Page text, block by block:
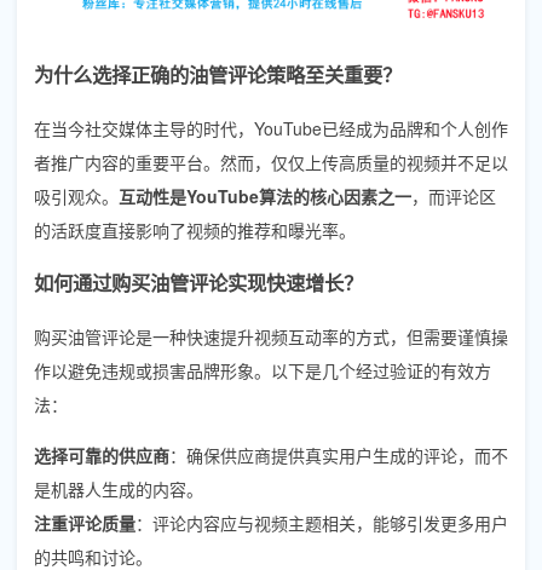
为什么选择正确的油管评论策略至关重要？
在当今社交媒体主导的时代，YouTube已经成为品牌和个人创作
者推广内容的重要平台。然而，仅仅上传高质量的视频并不足以
吸引观众。 互动性是YouTube算法的核心因素之一，而评论区
的活跃度直接影响了视频的推荐和曝光率。
如何通过购买油管评论实现快速增长？
购买油管评论是一种快速提升视频互动率的方式，但需要谨慎操
作以避免违规或损害品牌形象。以下是几个经过验证的有效方
法：
选择可靠的供应商：确保供应商提供真实用户生成的评论，而不
是机器人生成的内容。
注重评论质量：评论内容应与视频主题相关，能够引发更多用户
的共鸣和讨论。